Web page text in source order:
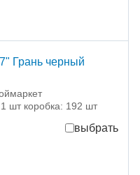
Грань черный
шт коробка: 192 шт
выбрать